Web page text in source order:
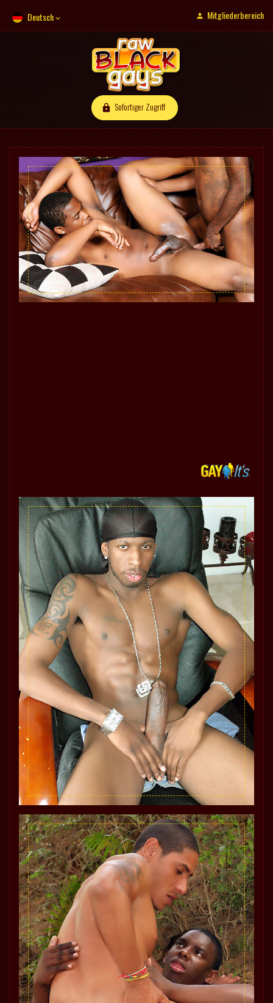
Deutsch Mitgliederbereich
Sofortiger Zugriff